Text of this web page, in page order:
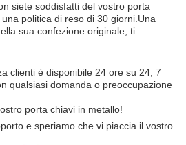
siete soddisfatti del vostro porta
politica di reso di 30 giorni.Una
sua confezione originale, ti
clienti è disponibile 24 ore su 24, 7
qualsiasi domanda o preoccupazione
porta chiavi in metallo!
e speriamo che vi piaccia il vostro